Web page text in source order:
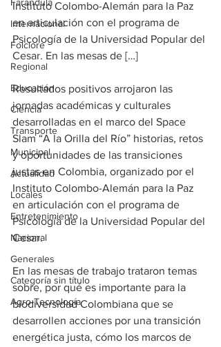
Internacional
Folclore
Regional
Educación
Ciencia
Transporte
Municipal
Actualidad
Locales
Entretenimiento
Nacional
Generales
Categoría sin título
Agro-Tecnología
Instituto Colombo-Alemán para la Paz
en articulación con el programa de
Psicología de la Universidad Popular del
Cesar. En las mesas de […]
Resultados positivos arrojaron las
jornadas académicas y culturales
desarrolladas en el marco del Space
Slam “A la Orilla del Río” historias, retos
y oportunidades de las transiciones
justas en Colombia, organizado por el
Instituto Colombo-Alemán para la Paz
en articulación con el programa de
Psicología de la Universidad Popular del
Cesar.
En las mesas de trabajo trataron temas
sobre, por qué es importante para la
biodiversidad Colombiana que se
desarrollen acciones por una transición
energética justa, cómo los marcos de